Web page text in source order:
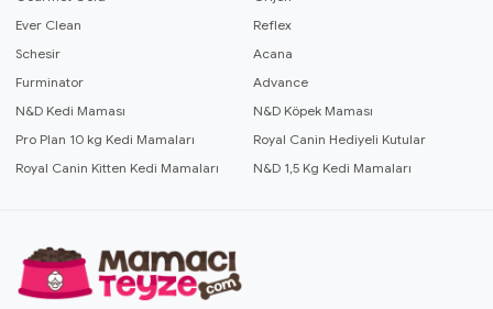
Ever Clean
Reflex
Schesir
Acana
Furminator
Advance
N&D Kedi Maması
N&D Köpek Maması
Pro Plan 10 kg Kedi Mamaları
Royal Canin Hediyeli Kutular
Royal Canin Kitten Kedi Mamaları
N&D 1,5 Kg Kedi Mamaları